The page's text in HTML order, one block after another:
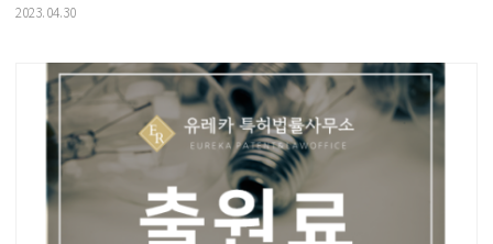
2023.04.30